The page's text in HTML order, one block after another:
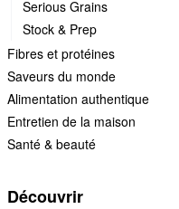
Serious Grains
Stock & Prep
Fibres et protéines
Saveurs du monde
Alimentation authentique
Entretien de la maison
Santé & beauté
Découvrir